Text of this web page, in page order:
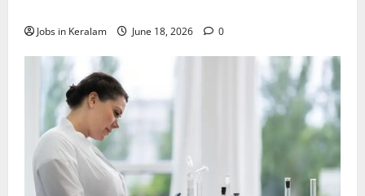
Jobs in Keralam June 18, 2026 0